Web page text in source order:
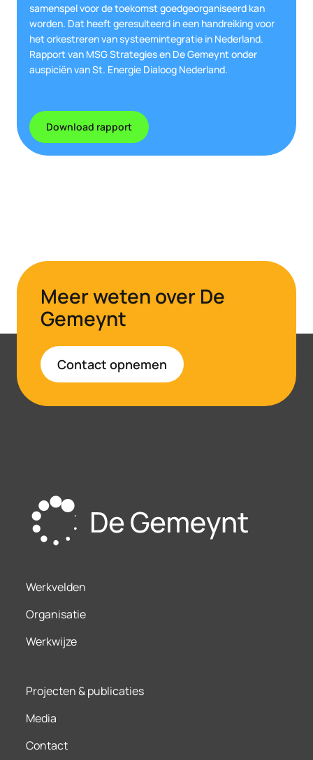
samenspel voor de toekomst goedgeorganiseerd kan
worden. Dat heeft geresulteerd in een handreiking voor
het orkestreren van systeemintegratie in Nederland.
Rapport van MSG Strategies en De Gemeynt onder
auspiciën van St. Energie Dialoog Nederland.
Download rapport
Meer weten over De
Gemeynt
Contact opnemen
Werkvelden
Organisatie
Werkwijze
Projecten & publicaties
Media
Contact